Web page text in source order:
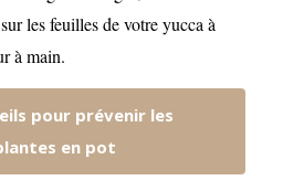
les feuilles de votre yucca à
à main.
pour prévenir les
en pot